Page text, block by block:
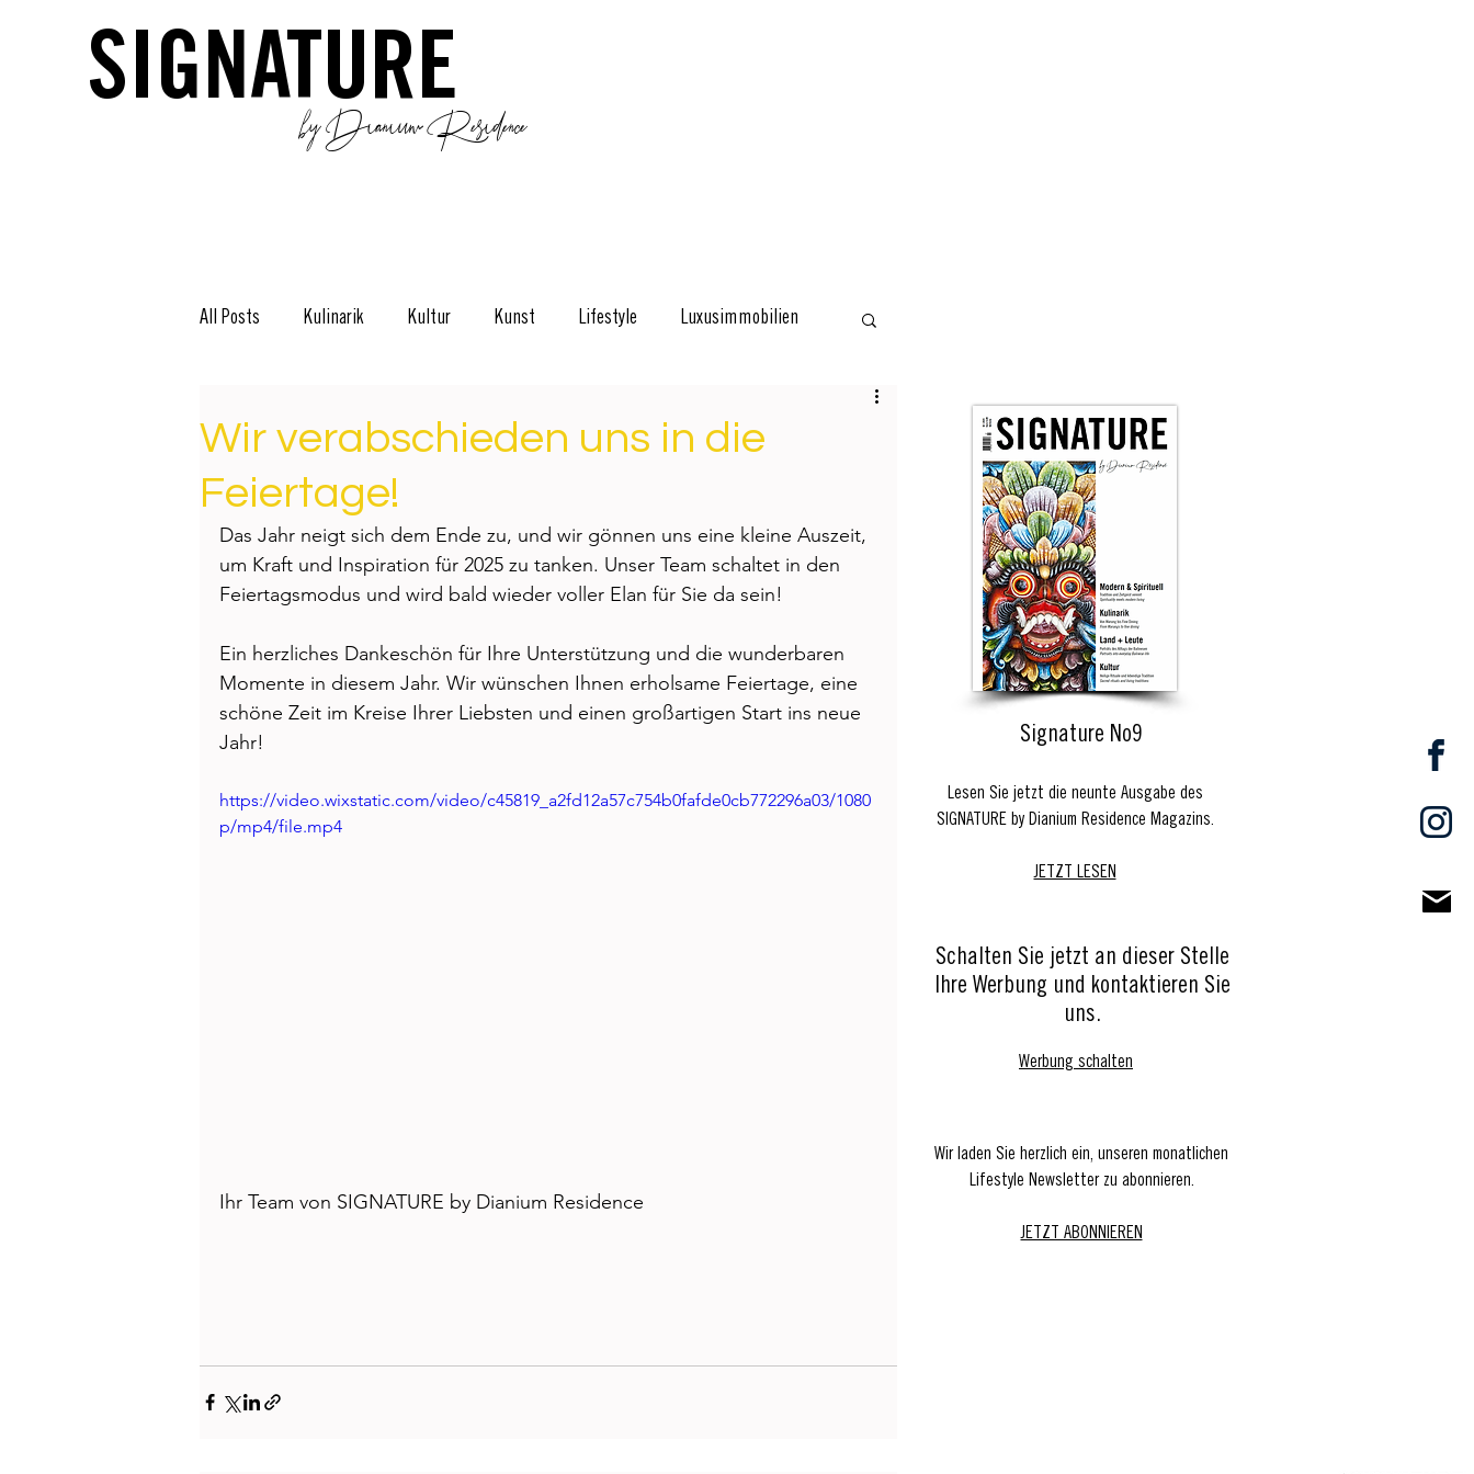
SIGNATURE
by Dianium Residence
All Posts Kulinarik Kultur Kunst Lifestyle Luxusimmobilien
Health Beauty
Wir verabschieden uns in die
Feiertage!
Das Jahr neigt sich dem Ende zu, und wir gönnen uns eine kleine Auszeit,
um Kraft und Inspiration für 2025 zu tanken. Unser Team schaltet in den
Feiertagsmodus und wird bald wieder voller Elan für Sie da sein!
Ein herzliches Dankeschön für Ihre Unterstützung und die wunderbaren
Momente in diesem Jahr. Wir wünschen Ihnen erholsame Feiertage, eine
schöne Zeit im Kreise Ihrer Liebsten und einen großartigen Start ins neue
Jahr!
https://video.wixstatic.com/video/c45819_a2fd12a57c754b0fafde0cb772296a03/1080
p/mp4/file.mp4
Ihr Team von SIGNATURE by Dianium Residence
Signature No9
Lesen Sie jetzt die neunte Ausgabe des
SIGNATURE by Dianium Residence Magazins.
JETZT LESEN
Schalten Sie jetzt an dieser Stelle
Ihre Werbung und kontaktieren Sie
uns.
Werbung schalten
Wir laden Sie herzlich ein, unseren monatlichen
Lifestyle Newsletter zu abonnieren.
JETZT ABONNIEREN